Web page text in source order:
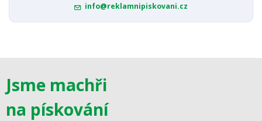
info@reklamnipiskovani.cz
Jsme machři
na pískování